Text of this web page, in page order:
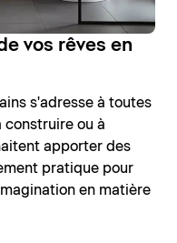
vos rêves en
s'adresse à toutes
construire ou à
apporter des
pratique pour
en matière